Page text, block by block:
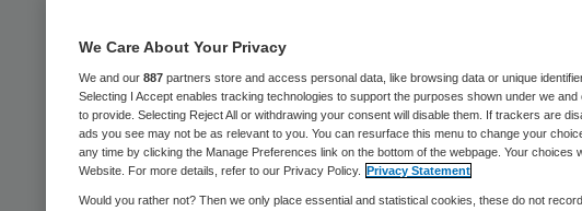
2 augustus 2018
We Care About Your Privacy
We and our 887 partners store and access personal data, like browsing data or unique
Selecting I Accept enables tracking technologies to support the purposes shown under we
to provide. Selecting Reject All or withdrawing your consent will disable them. If trackers are
ads you see may not be as relevant to you. You can resurface this menu to change your
any time by clicking the Manage Preferences link on the bottom of the webpage. Your choices
Website. For more details, refer to our Privacy Policy. Privacy Statement
Would you rather not? Then we only place essential and statistical cookies, these do not